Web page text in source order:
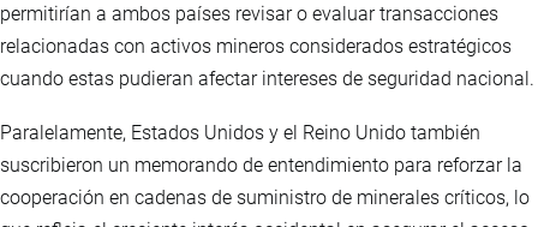
permitirían a ambos países revisar o evaluar transacciones
relacionadas con activos mineros considerados estratégicos
cuando estas pudieran afectar intereses de seguridad nacional.
Paralelamente, Estados Unidos y el Reino Unido también
suscribieron un memorando de entendimiento para reforzar la
cooperación en cadenas de suministro de minerales críticos, lo